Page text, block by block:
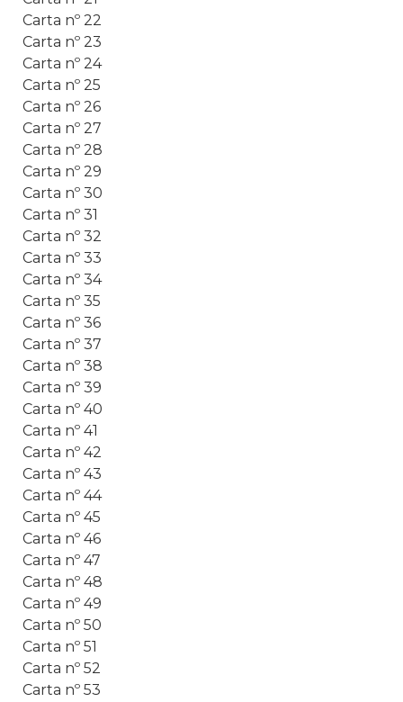
Carta nº 22
Carta nº 23
Carta nº 24
Carta nº 25
Carta nº 26
Carta nº 27
Carta nº 28
Carta nº 29
Carta nº 30
Carta nº 31
Carta nº 32
Carta nº 33
Carta nº 34
Carta nº 35
Carta nº 36
Carta nº 37
Carta nº 38
Carta nº 39
Carta nº 40
Carta nº 41
Carta nº 42
Carta nº 43
Carta nº 44
Carta nº 45
Carta nº 46
Carta nº 47
Carta nº 48
Carta nº 49
Carta nº 50
Carta nº 51
Carta nº 52
Carta nº 53